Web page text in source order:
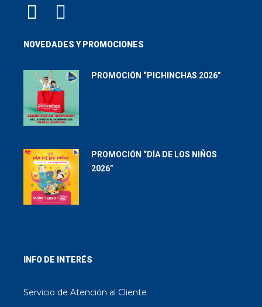
NOVEDADES Y PROMOCIONES
PROMOCIÓN “PICHINCHAS 2026”
PROMOCIÓN “DÍA DE LOS NIÑOS
2026”
INFO DE INTERÉS
Servicio de Atención al Cliente